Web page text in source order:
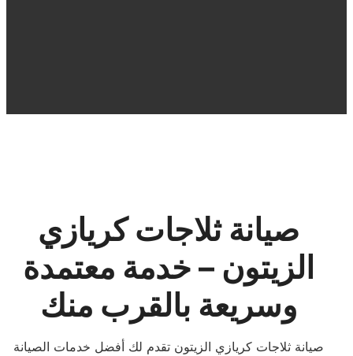
صيانة ثلاجات كريازي
الزيتون – خدمة معتمدة
وسريعة بالقرب منك
صيانة ثلاجات كريازي الزيتون تقدم لك أفضل خدمات الصيانة